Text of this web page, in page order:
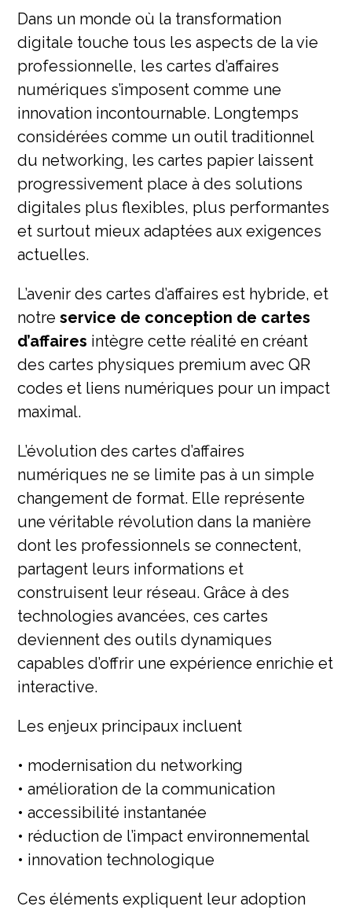
Dans un monde où la transformation
digitale touche tous les aspects de la vie
professionnelle, les cartes d’affaires
numériques s’imposent comme une
innovation incontournable. Longtemps
considérées comme un outil traditionnel
du networking, les cartes papier laissent
progressivement place à des solutions
digitales plus flexibles, plus performantes
et surtout mieux adaptées aux exigences
actuelles.
L’avenir des cartes d’affaires est hybride, et
notreservice de conception de cartes
d’affaires intègre cette réalité en créant
des cartes physiques premium avec QR
codes et liens numériques pour un impact
maximal.
L’évolution des cartes d’affaires
numériques ne se limite pas à un simple
changement de format. Elle représente
une véritable révolution dans la manière
dont les professionnels se connectent,
partagent leurs informations et
construisent leur réseau. Grâce à des
technologies avancées, ces cartes
deviennent des outils dynamiques
capables d’offrir une expérience enrichie et
interactive.
Les enjeux principaux incluent
• modernisation du networking
• amélioration de la communication
• accessibilité instantanée
• réduction de l’impact environnemental
• innovation technologique
Ces éléments expliquent leur adoption